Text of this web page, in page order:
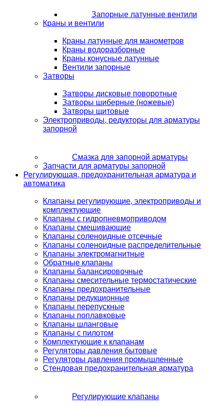
Запорные латунные вентили
Краны и вентили
Краны латунные для манометров
Краны водоразборные
Краны конусные латунные
Вентили запорные
Затворы
Затворы дисковые поворотные
Затворы шиберные (ножевые)
Затворы щитовые
Электроприводы, редукторы для арматуры
запорной
Смазка для запорной арматуры
Запчасти для арматуры запорной
Регулирующая, предохранительная арматура и
автоматика
Клапаны регулирующие, электроприводы и
комплектующие
Клапаны с гидропневмоприводом
Клапаны смешивающие
Клапаны соленоидные отсечные
Клапаны соленоидные распределительные
Клапаны электромагнитные
Обратные клапаны
Клапаны балансировочные
Клапаны смесительные термостатические
Клапаны предохранительные
Клапаны редукционные
Клапаны перепускные
Клапаны поплавковые
Клапаны шланговые
Клапаны с пилотом
Комплектующие к клапанам
Регуляторы давления бытовые
Регуляторы давления промышленные
Стендовая предохранительная арматура
Регулирующие клапаны